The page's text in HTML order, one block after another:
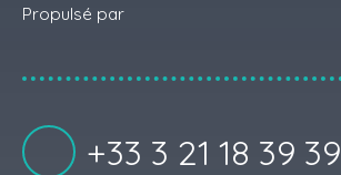
Propulsé par
+33 3 21 18 39 39